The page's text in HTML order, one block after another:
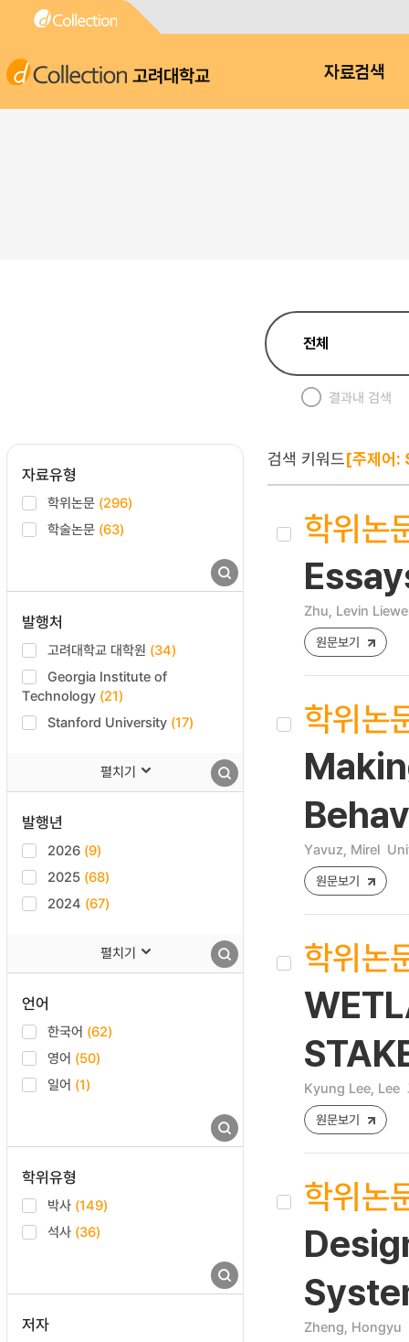
고려대학교 자료검색
결과내 검색
자료유형
학위논문 (296)
학술논문 (63)
발행처
고려대학교 대학원 (34)
Georgia Institute of
Technology (21)
Stanford University (17)
펼치기
발행년
2026 (9)
2025 (68)
2024 (67)
펼치기
언어
한국어 (62)
영어 (50)
일어 (1)
학위유형
박사 (149)
석사 (36)
저자
검색 키워드[주제
학위논
Zhu, Levin
원문보기
학위논
Yavuz, Mirel
원문보기
학위논
Kyung Lee, Lee
원문보기
학위논
Zheng, Hongyu